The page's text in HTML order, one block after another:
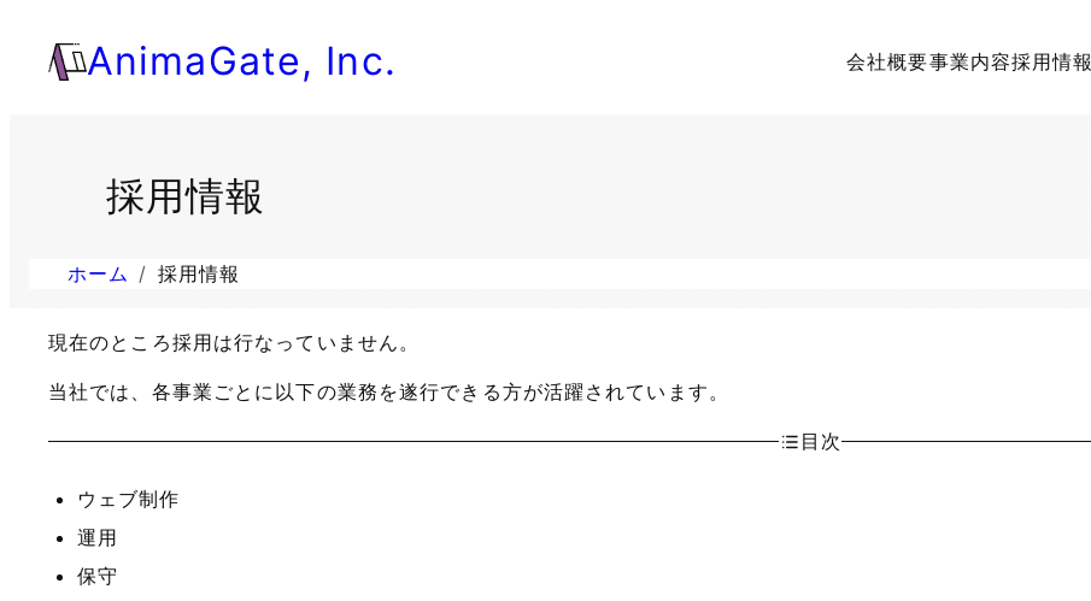
AnimaGate, Inc. 会社概要事業内容採用情報
採用情報
ホーム 採用情報
現在のところ採用は行なっていません。
当社では、各事業ごとに以下の業務を遂行できる方が活躍されています。
目次
ウェブ制作
運用
保守